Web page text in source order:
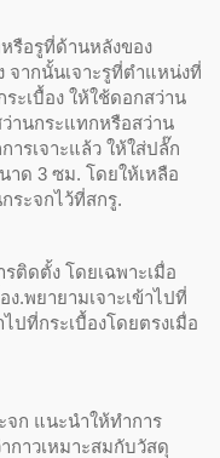
รือรูที่ด้านหลังของ
จากนั้นเจาะรูที่ตำแหน่งที่
ะเบื้อง ให้ใช้ดอกสว่าน
ว่านกระแทกหรือสว่าน
ารเจาะแล้ว ให้ใส่ปลั๊ก
ด 3 ซม. โดยให้เหลือ
ระจกไว้ที่สกรู.
ติดตั้ง โดยเฉพาะเมื่อ
.พยายามเจาะเข้าไปที่
ปที่กระเบื้องโดยตรงเมื่อ
ก แนะนำให้ทำการ
กาวเหมาะสมกับวัสดุ